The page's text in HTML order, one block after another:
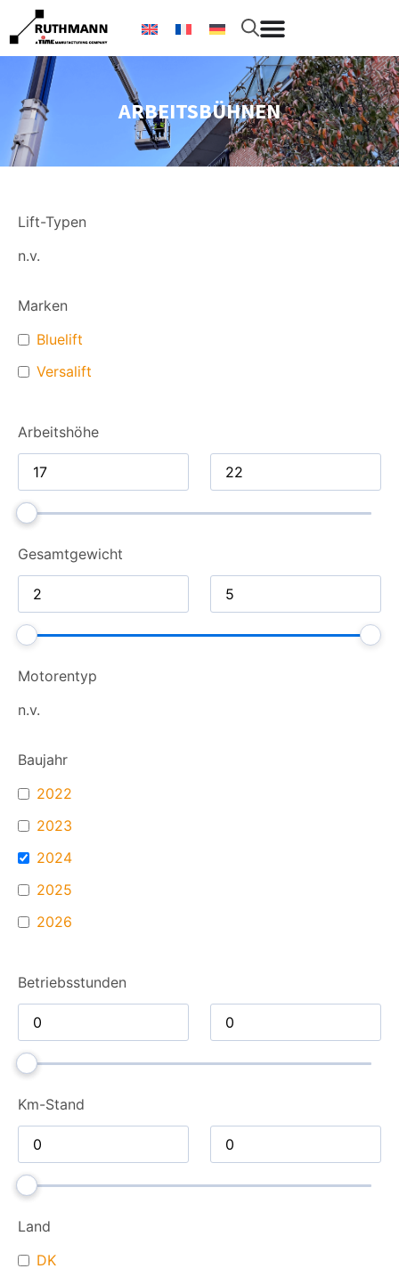
ARBEITSBÜHNEN
Lift-Typen
n.v.
Marken
Bluelift
Versalift
Arbeitshöhe
Gesamt­gewicht
Motorentyp
n.v.
Baujahr
2022
2023
2024
2025
2026
Betriebsstunden
Km-Stand
Land
DK